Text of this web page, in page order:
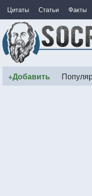
Цитаты Статьи Факты
+Добавить